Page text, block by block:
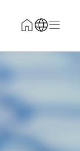
전체 메